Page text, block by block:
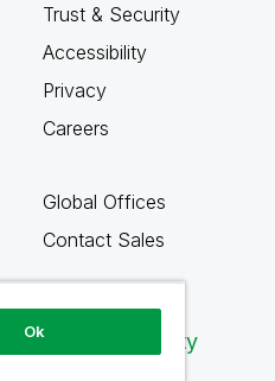
Trust & Security
Accessibility
Privacy
Careers
Global Offices
Contact Sales
Qlik Community
Ok